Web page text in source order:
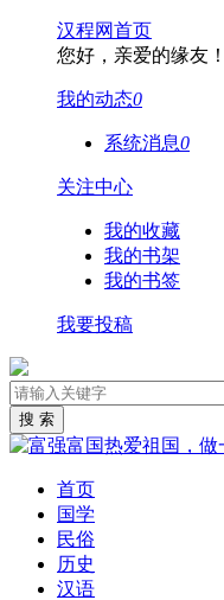
汉程网首页
您好，亲爱的缘友！
我的动态0
系统消息0
关注中心
我的收藏
我的书架
我的书签
我要投稿
首页
国学
民俗
历史
汉语